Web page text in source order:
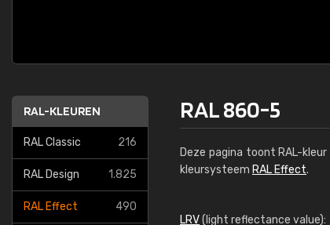
RAL-KLEUREN
RAL Classic 216
RAL Design 1.825
RAL Effect 490
RAL 860-5
Deze pagina toont RAL-kleur
kleursysteem RAL Effect.
LRV(light reflectance value):